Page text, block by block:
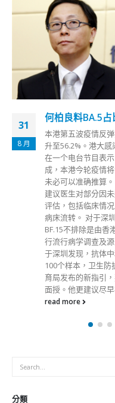
31
8 月
何柏良料BA.5
本港第五波疫情反
升至56.2%。港大感
在一个电台节目表
成，本港今轮疫情
未必可以准确推算
建议医生对部分因
评估，包括临床情
病床流转。 对于深
BF.15不排除是由香
行流行病学调查及
于深圳发现，抗体
100个样本，卫生
育局发布的新指引
面授。他更建议尽
read more
分類